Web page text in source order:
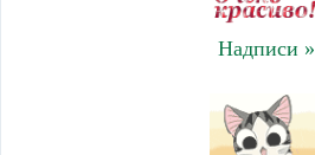
Надписи »